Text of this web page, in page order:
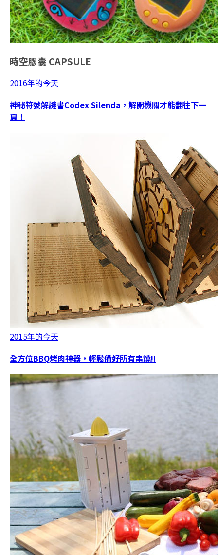
時空膠囊 CAPSULE
2016年的今天
神秘符號解謎書Codex Silenda，解開機關才能翻往下一
頁！
2015年的今天
全方位BBQ烤肉神器，輕鬆備好所有串燒!!